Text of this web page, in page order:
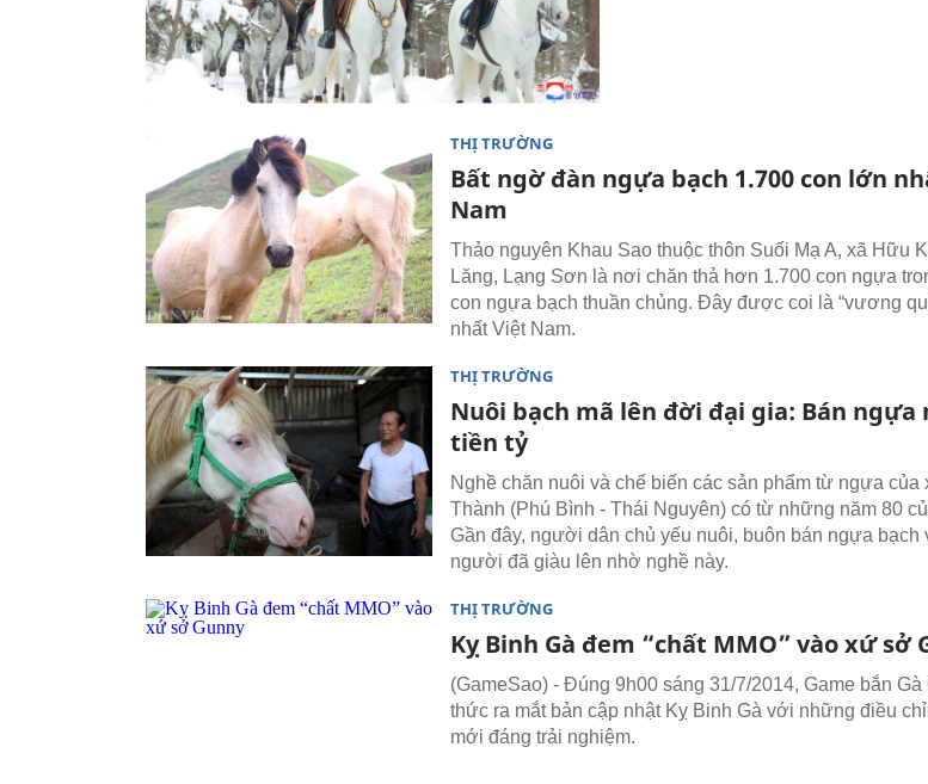
THỊ TRƯỜNG
Bất ngờ đàn ngựa bạch 1.700 con lớn
Nam
Thảo nguyên Khau Sao thuộc thôn Suối Mạ A, xã Hữu
Lăng, Lạng Sơn là nơi chăn thả hơn 1.700 con ngựa
con ngựa bạch thuần chủng. Đây được coi là “vương
nhất Việt Nam.
THỊ TRƯỜNG
Nuôi bạch mã lên đời đại gia: Bán ngựa
tiền tỷ
Nghề chăn nuôi và chế biến các sản phẩm từ ngựa của
Thành (Phú Bình - Thái Nguyên) có từ những năm 80
Gần đây, người dân chủ yếu nuôi, buôn bán ngựa bạch
người đã giàu lên nhờ nghề này.
THỊ TRƯỜNG
Kỵ Binh Gà đem “chất MMO” vào xứ sở
(GameSao) - Đúng 9h00 sáng 31/7/2014, Game bắn Gà
thức ra mắt bản cập nhật Kỵ Binh Gà với những điều
mới đáng trải nghiệm.